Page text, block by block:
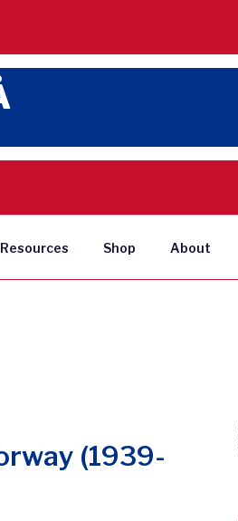
Resources Shop About
(1939-